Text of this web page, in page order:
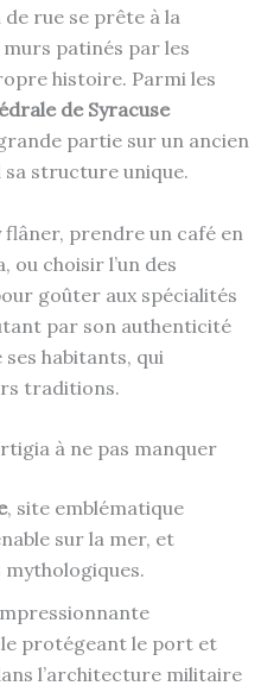
rue se prête à la
patinés par les
histoire. Parmi les
de Syracuse
partie sur un ancien
structure unique.
flâner, prendre un café en
ou choisir l’un des
goûter aux spécialités
par son authenticité
habitants, qui
traditions.
à ne pas manquer
, site emblématique
sur la mer, et
protégeant le port et
l’architecture militaire